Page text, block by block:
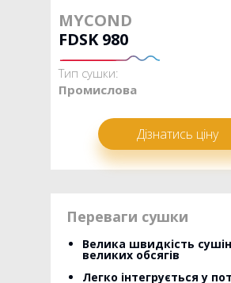
MYCOND
FDSK 980
Тип сушки:
Промислова
Дізнатись ціну
Переваги сушки
Велика швидкість
великих обсягів
Легко інтегрується у